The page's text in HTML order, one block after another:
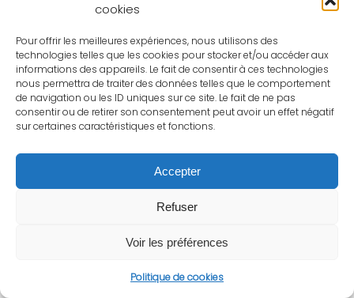
cookies
Pour offrir les meilleures expériences, nous utilisons des
technologies telles que les cookies pour stocker et/ou accéder aux
informations des appareils. Le fait de consentir à ces technologies
nous permettra de traiter des données telles que le comportement
de navigation ou les ID uniques sur ce site. Le fait de ne pas
consentir ou de retirer son consentement peut avoir un effet négatif
sur certaines caractéristiques et fonctions.
Accepter
Refuser
Voir les préférences
Politique de cookies